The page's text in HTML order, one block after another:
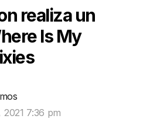
realiza un
Is My
7:36 pm